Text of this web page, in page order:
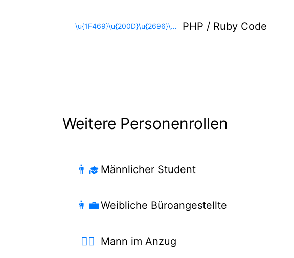
\u{1F469}\u{200D}\u{2696}\u{FE0F} PHP / Ruby Code
Weitere Personenrollen
👨‍🎓 Männlicher Student
👩‍💼Weibliche Büroangestellte
🤵‍♂️ Mann im Anzug